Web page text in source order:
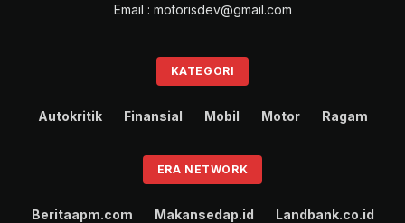
Email : motorisdev@gmail.com
KATEGORI
Autokritik Finansial Mobil Motor Ragam
ERA NETWORK
Beritaapm.com Makansedap.id Landbank.co.id